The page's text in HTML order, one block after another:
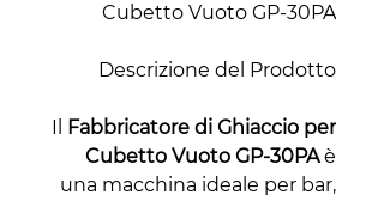
Cubetto Vuoto GP-30PA
Descrizione del Prodotto
Il
Fabbricatore di Ghiaccio per
Cubetto Vuoto GP-30PAè
una macchina ideale per bar,